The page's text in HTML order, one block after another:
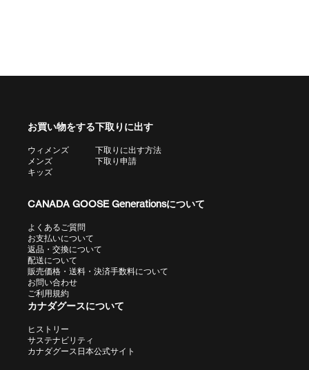
お買い物をする
ウィメンズ
メンズ
キッズ
下取りに出す
下取りに出す方法
下取り申請
CANADA GOOSE Generationsについて
よくあるご質問
お支払いについて
返品・交換について
配送について
販売価格・送料・決済手数料について
お問い合わせ
ご利用規約
カナダグースについて
ヒストリー
サステナビリティ
カナダグース日本公式サイト